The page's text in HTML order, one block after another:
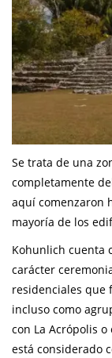
Se trata de una
completamente
aquí comenzaron
mayoría de los
Kohunlich cuenta
carácter
residenciales que
incluso como
con La Acrópolis
está considerado